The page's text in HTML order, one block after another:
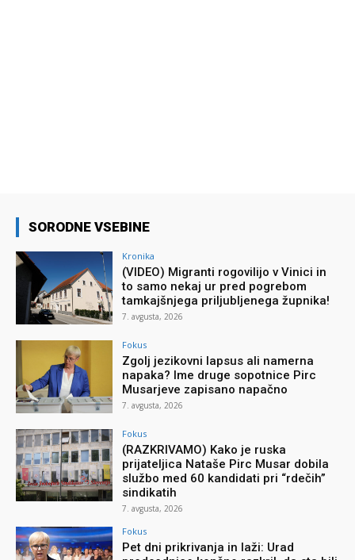
SORODNE VSEBINE
Kronika
(VIDEO) Migranti rogovilijo v Vinici in
to samo nekaj ur pred pogrebom
tamkajšnjega priljubljenega župnika!
7. avgusta, 2026
Fokus
Zgolj jezikovni lapsus ali namerna
napaka? Ime druge sopotnice Pirc
Musarjeve zapisano napačno
7. avgusta, 2026
Fokus
(RAZKRIVAMO) Kako je ruska
prijateljica Nataše Pirc Musar dobila
službo med 60 kandidati pri “rdečih”
sindikatih
7. avgusta, 2026
Fokus
Pet dni prikrivanja in laži: Urad